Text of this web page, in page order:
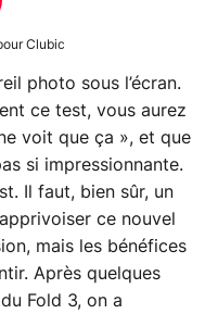
Clubic
photo sous l’écran.
ce test, vous aurez
voit que ça », et que
si impressionnante.
Il faut, bien sûr, un
ce nouvel
mais les bénéfices
Après quelques
Fold 3, on a